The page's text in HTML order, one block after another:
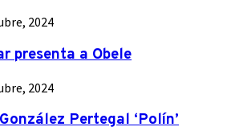
2024
presenta a Obele
2024
Pertegal ‘Polín’